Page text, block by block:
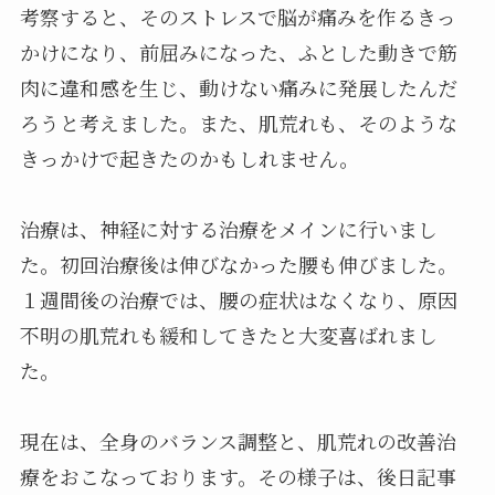
考察すると、そのストレスで脳が痛みを作るきっ
かけになり、前屈みになった、ふとした動きで筋
肉に違和感を生じ、動けない痛みに発展したんだ
ろうと考えました。また、肌荒れも、そのような
きっかけで起きたのかもしれません。
治療は、神経に対する治療をメインに行いまし
た。初回治療後は伸びなかった腰も伸びました。
１週間後の治療では、腰の症状はなくなり、原因
不明の肌荒れも緩和してきたと大変喜ばれまし
た。
現在は、全身のバランス調整と、肌荒れの改善治
療をおこなっております。その様子は、後日記事